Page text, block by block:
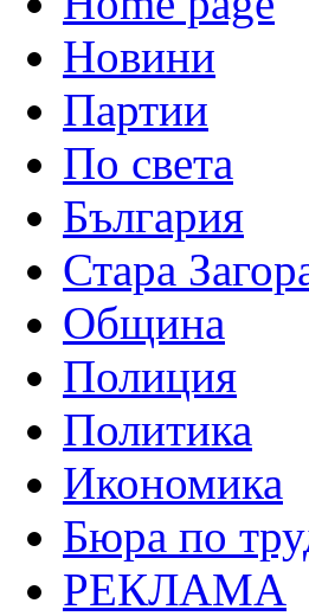
Новини
Партии
По света
България
Стара
Община
Полиция
Политика
Икономика
Бюра по
РЕКЛАМА